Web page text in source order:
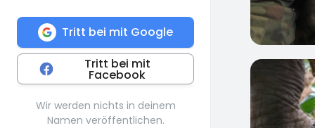
Tritt bei mit Google
Tritt bei mit
Facebook
Wir werden nichts in deinem
Namen veröffentlichen.